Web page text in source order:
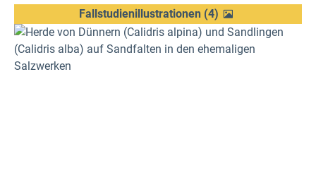
Fallstudienillustrationen(4)